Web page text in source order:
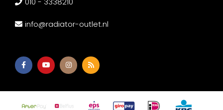
info@radiator-outlet.nl